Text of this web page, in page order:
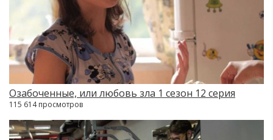
Озабоченные, или любовь зла 1 сезон 12 серия
115 614 просмотров